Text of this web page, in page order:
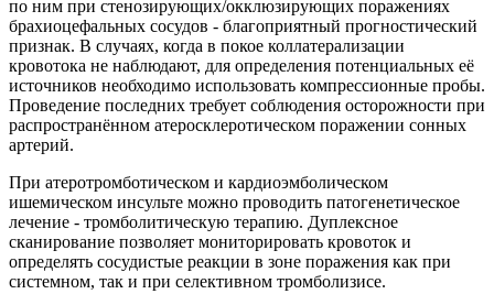
по ним при стенозирующих/окклюзирующих поражениях
брахиоцефальных сосудов - благоприятный прогностический
признак. В случаях, когда в покое коллатерализации
кровотока не наблюдают, для определения потенциальных её
источников необходимо использовать компрессионные пробы.
Проведение последних требует соблюдения осторожности при
распространённом атеросклеротическом поражении сонных
артерий.
При атеротромботическом и кардиоэмболическом
ишемическом инсульте можно проводить патогенетическое
лечение - тромболитическую терапию. Дуплексное
сканирование позволяет мониторировать кровоток и
определять сосудистые реакции в зоне поражения как при
системном, так и при селективном тромболизисе.